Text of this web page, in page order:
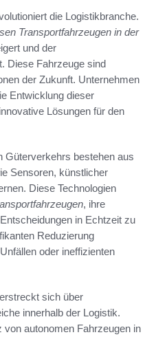
die Logistikbranche.
Transportfahrzeugen in der
und der
Diese Fahrzeuge sind
der Zukunft. Unternehmen
Entwicklung dieser
Lösungen für den
Güterverkehrs bestehen aus
Sensoren, künstlicher
Diese Technologien
, ihre
in Echtzeit zu
Reduzierung
oder ineffizienten
sich über
innerhalb der Logistik.
autonomen Fahrzeugen in